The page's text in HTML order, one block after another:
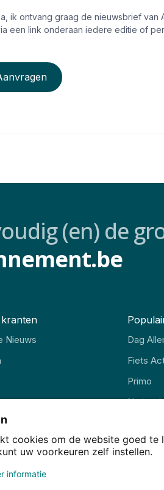
ik ontvang graag de nieuwsbrief van
een link onderaan iedere editie of per
(en) de
Nieuws
Dag
Fiets
Primo